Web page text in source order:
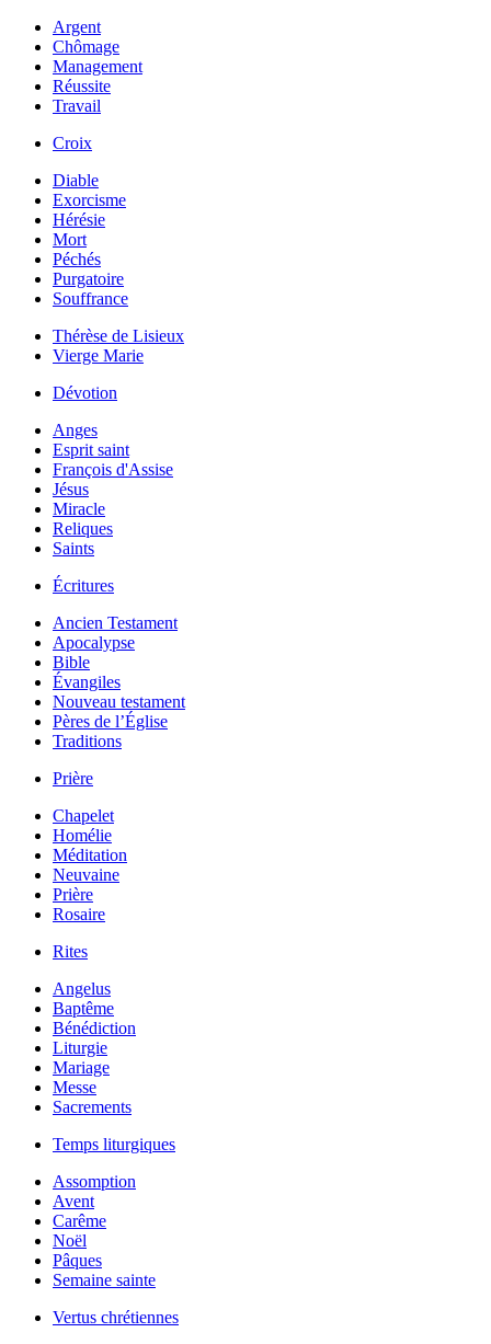
Argent
Chômage
Management
Réussite
Travail
Croix
Diable
Exorcisme
Hérésie
Mort
Péchés
Purgatoire
Souffrance
Thérèse de Lisieux
Vierge Marie
Dévotion
Anges
Esprit saint
François d'Assise
Jésus
Miracle
Reliques
Saints
Écritures
Ancien Testament
Apocalypse
Bible
Évangiles
Nouveau testament
Pères de l’Église
Traditions
Prière
Chapelet
Homélie
Méditation
Neuvaine
Prière
Rosaire
Rites
Angelus
Baptême
Bénédiction
Liturgie
Mariage
Messe
Sacrements
Temps liturgiques
Assomption
Avent
Carême
Noël
Pâques
Semaine sainte
Vertus chrétiennes